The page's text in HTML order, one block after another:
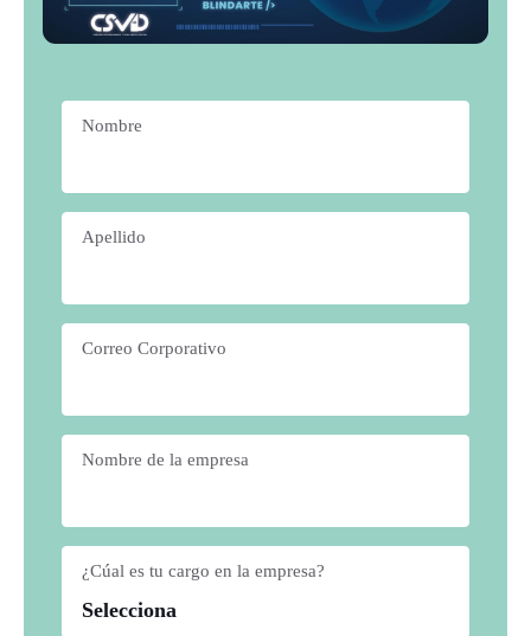
Nombre
Apellido
Correo Corporativo
Nombre de la empresa
¿Cúal es tu cargo en la empresa?